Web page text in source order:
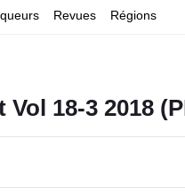
Revues Régions
18-3 2018